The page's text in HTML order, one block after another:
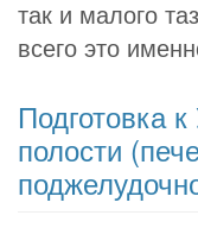
так и малого
всего это
Подготовка
полости